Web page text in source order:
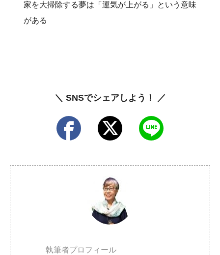
家を大掃除する夢は「運気が上がる」という意味
がある
＼ SNSでシェアしよう！ ／
執筆者プロフィール